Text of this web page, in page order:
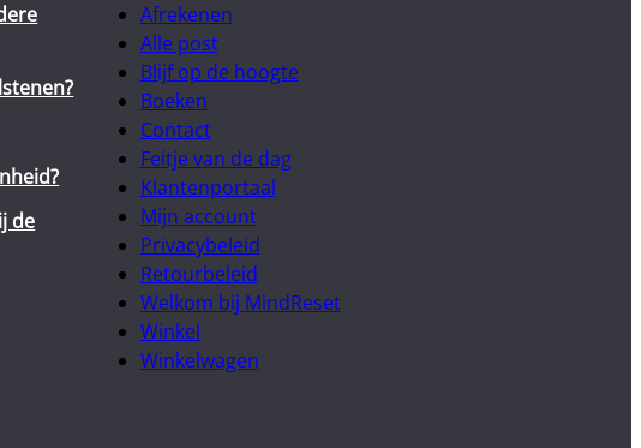
de
Afrekenen
Alle post
Blijf op de hoogte
Boeken
Contact
Feitje van de dag
Klantenportaal
Mijn account
Privacybeleid
Retourbeleid
Welkom bij MindReset
Winkel
Winkelwagen